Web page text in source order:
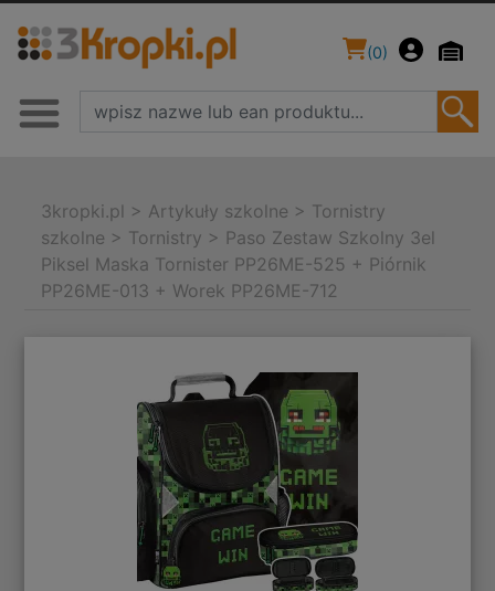
(0)
3kropki.pl > Artykuły szkolne > Tornistry
szkolne > Tornistry > Paso Zestaw Szkolny 3el
Piksel Maska Tornister PP26ME-525 + Piórnik
PP26ME-013 + Worek PP26ME-712